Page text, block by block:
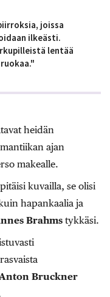
joissa
ilkeästi.
lentää
heidän
ajan
makealle.
kuvailla, se olisi
hapankaalia ja
Brahms tykkäsi.
Bruckner